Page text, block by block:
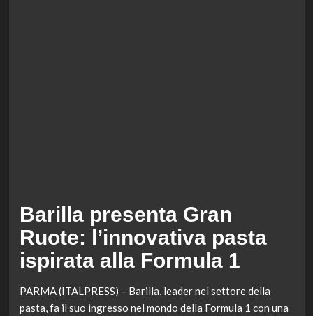
Barilla presenta Gran
Ruote: l’innovativa pasta
ispirata alla Formula 1
PARMA (ITALPRESS) – Barilla, leader nel settore della
pasta, fa il suo ingresso nel mondo della Formula 1 con una